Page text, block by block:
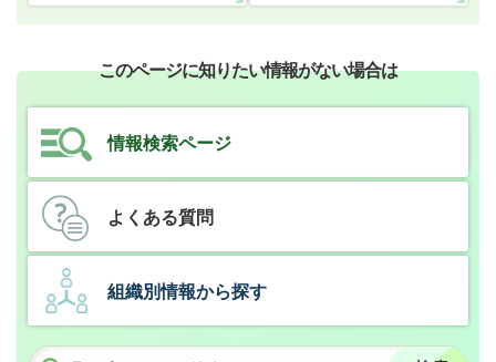
このページに知りたい情報がない場合は
情報検索ページ
よくある質問
組織別情報から探す